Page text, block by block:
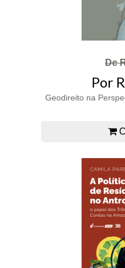
De
Por
Geodireito na